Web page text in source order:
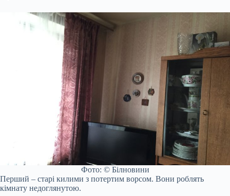
Фото: © Білновини
Перший – старі килими з потертим ворсом. Вони роблять
кімнату недоглянутою.